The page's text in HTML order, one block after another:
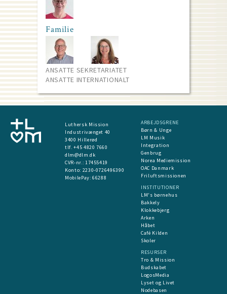
Familie
ANSATTE SEKRETARIATET
ANSATTE INTERNATIONALT
Luthersk Mission
Industrivænget 40
3400 Hillerød
tlf. +45 4820 7660
dlm@dlm.dk
CVR-nr.: 17455419
​Konto: 2230-0726496390
MobilePay:66288
ARBEJDSGRENE
Børn & Unge
LM Musik
Integration
Genbrug
Norea Mediemission
OAC Danmark
Friluftsmissionen
INSTITUTIONER
LM's børnehus
Bakkely
Klokkebjerg
Arken
Håbet
Café Kilden
Skoler
RESURSER
Tro & Mission
Budskabet
LogosMedia
Lyset og Livet
Nodebasen